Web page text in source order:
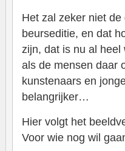
Het zal zeker niet
beurseditie, en dat
zijn, dat is nu al
als de mensen daar
kunstenaars en
belangrijker…
Hier volgt het
Voor wie nog wil